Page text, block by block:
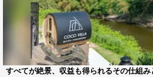
すべてが絶景、収益も得られるその仕組み